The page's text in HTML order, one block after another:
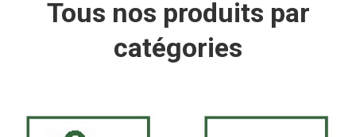
Tous nos produits par
catégories